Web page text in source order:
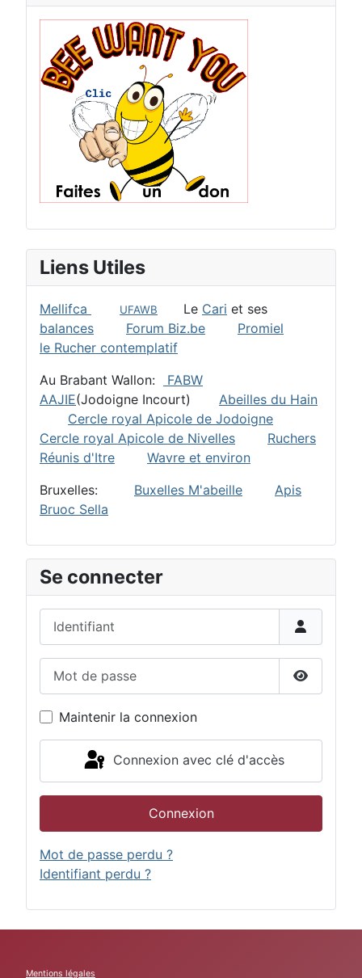
Liens Utiles
Mellifca UFAWB Le Cari et ses
balances
Forum Biz.be
Promiel
le Rucher contemplatif
Au Brabant Wallon:
FABW
AAJIE(Jodoigne Incourt) Abeilles du Hain
Cercle royal Apicole de Jodoigne
Cercle royal Apicole de Nivelles
Ruchers
Réunis d'Itre
Wavre et environ
Bruxelles: Buxelles M'abeille
Apis
Bruoc Sella
Se connecter
Afficher
Maintenir la connexion
Connexion avec clé d'accès
Connexion
Mot de passe perdu ?
Identifiant perdu ?
Mentions légales